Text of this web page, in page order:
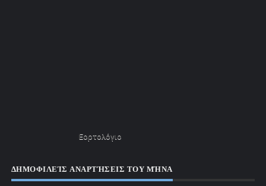
Εορτολόγιο
ΔΗΜΟΦΙΛΕΊΣ ΑΝΑΡΤΉΣΕΙΣ ΤΟΥ ΜΉΝΑ